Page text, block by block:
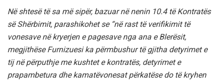
Në shtesë të sa më sipër, bazuar në nenin 10.4 të Kontratës
së Shërbimit, parashikohet se “në rast të verifikimit të
vonesave në kryerjen e pagesave nga ana e Blerësit,
megjithëse Furnizuesi ka përmbushur të gjitha detyrimet e
tij në përputhje me kushtet e kontratës, detyrimet e
prapambetura dhe kamatëvonesat përkatëse do të kryhen